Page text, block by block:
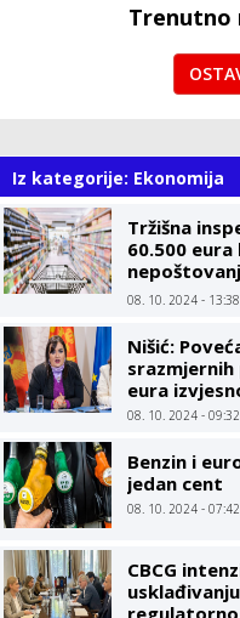
Trenutno
Iz kategorije: Ekonomija
Tržišna
60.500
Limitirane
08. 10. 2024 - 13:38
Nišić:
srazmjernih
eura
08. 10. 2024 - 09:32
Benzin i
jedan cent
08. 10. 2024 - 07:42
CBCG